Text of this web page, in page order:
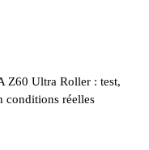
Z60 Ultra Roller : test,
conditions réelles